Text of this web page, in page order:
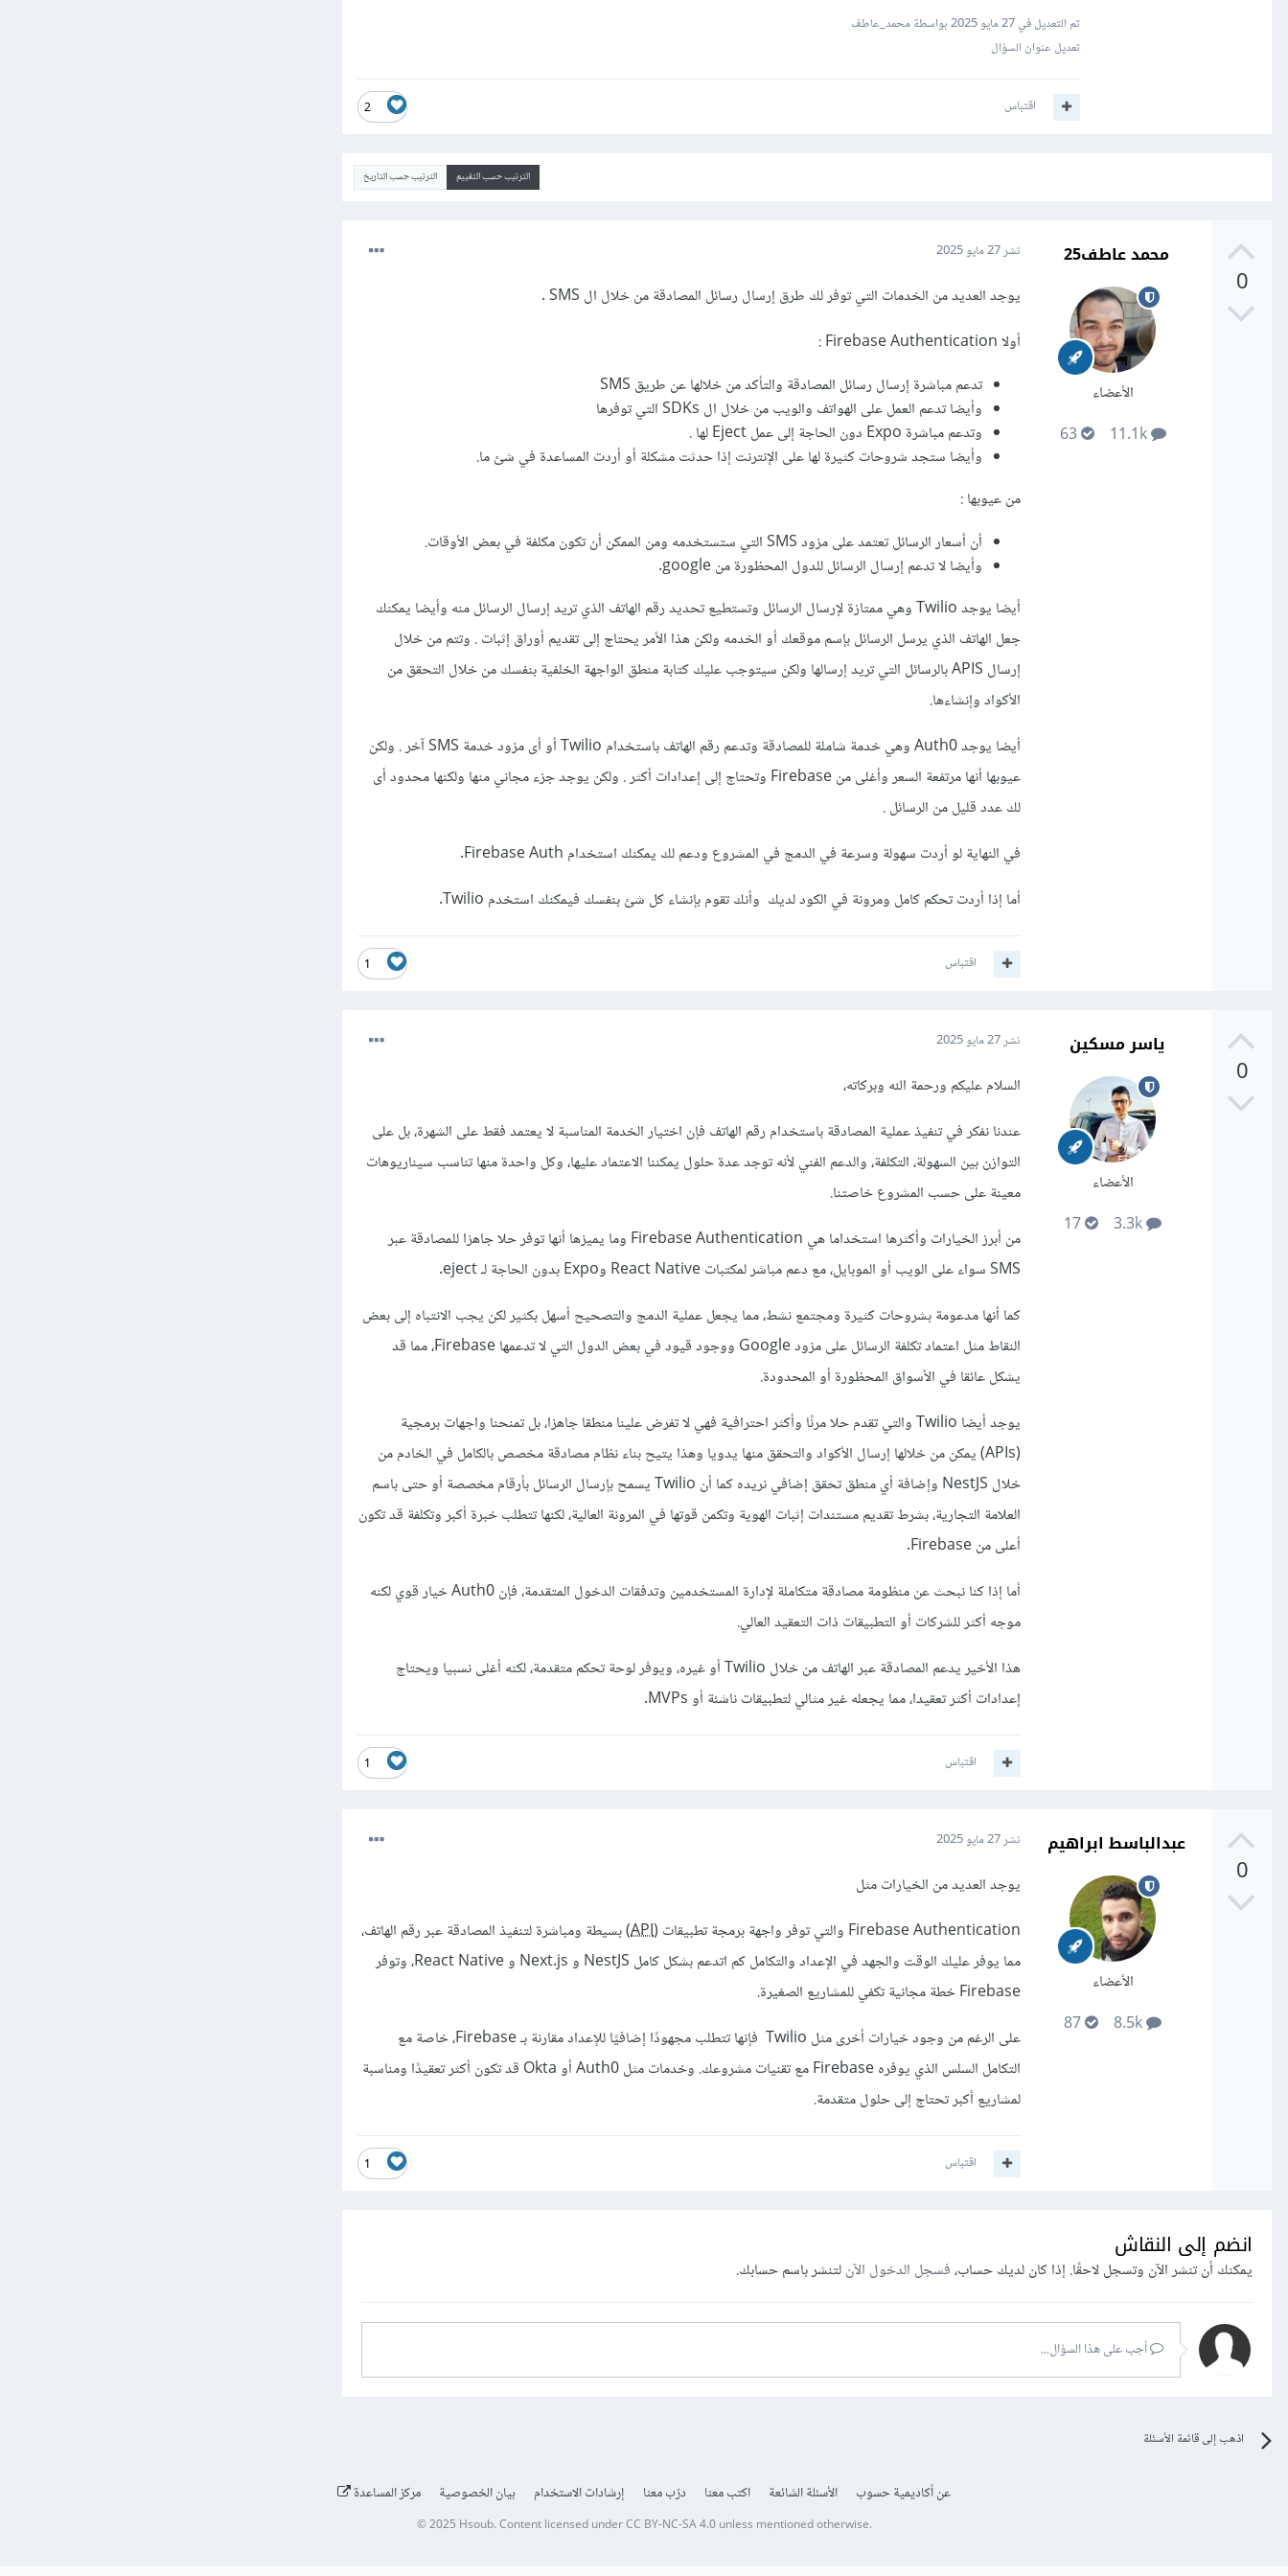
تم التعديل في27 مايو 2025
بواسطة محمد_عاطف
تعديل عنوان السؤال
2 اقتباس
الترتيب حسب التقييم الترتيب حسب التاريخ
0
محمد عاطف25
الأعضاء
11.1k
63
نشر27 مايو 2025
يوجد العديد من الخدمات التي توفر لك طرق إرسال رسائل المصادقة من خلال ال SMS .
أولا Firebase Authentication
:
تدعم مباشرة إرسال رسائل المصادقة والتأكد من خلالها عن طريق SMS
وأيضا تدعم العمل على الهواتف والويب من خلال ال SDKs التي توفرها
وتدعم مباشرة Expo دون الحاجة إلى عمل Eject لها .
وأيضا ستجد شروحات كثيرة لها على الإنترنت إذا حدثت مشكلة أو أردت المساعدة في شئ ما.
من عيوبها:
أن أسعار الرسائل تعتمد على مزود SMS التي ستستخدمه ومن الممكن أن تكون مكلفة في بعض الأوقات.
وأيضا لا تدعم إرسال الرسائل للدول المحظورة من google.
أيضا يوجد Twilio وهي ممتازة لإرسال الرسائل وتستطيع تحديد رقم الهاتف الذي تريد إرسال الرسائل منه وأيضا يمكنك
جعل الهاتف الذي يرسل الرسائل بإسم موقعك أو الخدمه ولكن هذا الأمر يحتاج إلى تقديم أوراق إثبات . وتتم من خلال
إرسال APIS بالرسائل التي تريد إرسالها ولكن سيتوجب عليك كتابة منطق الواجهة الخلفية بنفسك من خلال التحقق من
الأكواد وإنشاءها.
أيضا يوجد Auth0 وهي خدمة شاملة للمصادقة وتدعم رقم الهاتف باستخدام Twilio أو أى مزود خدمة SMS آخر . ولكن
عيوبها أنها مرتفعة السعر وأغلى من Firebase وتحتاج إلى إعدادات أكثر . ولكن يوجد جزء مجاني منها ولكنها محدود أى
لك عدد قليل من الرسائل .
في النهاية لو أردت سهولة وسرعة في الدمج في المشروع ودعم لك يمكنك استخدام Firebase Auth.
أما إذا أردت تحكم كامل ومرونة في الكود لديك وأنك تقوم بإنشاء كل شئ بنفسك فيمكنك استخدم Twilio.
1 اقتباس
0
ياسر مسكين
الأعضاء
نشر27 مايو 2025
السلام عليكم ورحمة الله وبركاته،
عندنا نفكر في تنفيذ عملية المصادقة باستخدام رقم الهاتف فإن اختيار الخدمة المناسبة لا يعتمد فقط على الشهرة، بل على
التوازن بين السهولة، التكلفة، والدعم الفني لأنه توجد عدة حلول يمكننا الاعتماد عليها، وكل واحدة منها تناسب سيناريوهات
معينة على حسب المشروع خاصتنا.
من أبرز الخيارات وأكثرها استخداما هي Firebase Authentication وما يميزها أنها توفر حلا جاهزا للمصادقة عبر
SMS سواء على الويب أو الموبايل، مع دعم مباشر لمكتبات React Native وExpo بدون الحاجة لـ eject.
كما أنها مدعومة بشروحات كثيرة ومجتمع نشط، مما يجعل عملية الدمج والتصحيح أسهل بكثير لكن يجب الانتباه إلى بعض
النقاط مثل اعتماد تكلفة الرسائل على مزود Google ووجود قيود في بعض الدول التي لا تدعمها Firebase، مما قد
يشكل عائقا في الأسواق المحظورة أو المحدودة.
يوجد أيضا Twilio والتي تقدم حلا مرنًا وأكثر احترافية فهي لا تفرض علينا منطقا جاهزا، بل تمنحنا واجهات برمجية
(APIs) يمكن من خلالها إرسال الأكواد والتحقق منها يدويا وهذا يتيح بناء نظام مصادقة مخصص بالكامل في الخادم من
خلال NestJS وإضافة أي منطق تحقق إضافي نريده كما أن Twilio يسمح بإرسال الرسائل بأرقام مخصصة أو حتى باسم
العلامة التجارية، بشرط تقديم مستندات إثبات الهوية وتكمن قوتها في المرونة العالية، لكنها تتطلب خبرة أكبر وتكلفة قد تكون
أعلى من Firebase.
أما إذا كنا نبحث عن منظومة مصادقة متكاملة لإدارة المستخدمين وتدفقات الدخول المتقدمة، فإن Auth0 خيار قوي لكنه
موجه أكثر للشركات أو التطبيقات ذات التعقيد العالي.
هذا الأخير يدعم المصادقة عبر الهاتف من خلال Twilio أو غيره، ويوفر لوحة تحكم متقدمة، لكنه أغلى نسبيا ويحتاج
إعدادات أكثر تعقيدا، مما يجعله غير مثالي لتطبيقات ناشئة أو MVPs.
1 اقتباس
0
عبدالباسط ابراهيم
الأعضاء
نشر27 مايو 2025
يوجد العديد من الخيارات مثل
Firebase Authentication والتي توفر واجهة برمجة تطبيقات (
API) بسيطة ومباشرة لتنفيذ المصادقة عبر رقم الهاتف،
مما يوفر عليك الوقت والجهد في الإعداد والتكامل كم اتدعم بشكل كامل NestJS و Next.js و React Native، وتوفر
Firebase خطة مجانية تكفي للمشاريع الصغيرة.
على الرغم من وجود خيارات أخرى مثل Twilio فإنها تتطلب مجهودًا إضافيًا للإعداد مقارنة بـ Firebase، خاصة مع
التكامل السلس الذي يوفره Firebase مع تقنيات مشروعك. وخدمات مثل Auth0 أو Okta قد تكون أكثر تعقيدًا ومناسبة
لمشاريع أكبر تحتاج إلى حلول متقدمة.
1 اقتباس
انضم إلى النقاش
يمكنك أن تنشر الآن وتسجل لاحقًا. إذا كان لديك حساب،فسجل الدخول الآنلتنشر باسم حسابك.
أجب على هذا السؤال...
اذهب إلى قائمة الأسئلة
عن أكاديمية حسوب الأسئلة الشائعة اكتب معنا درّب معنا إرشادات الاستخدام بيان الخصوصية مركز المساعدة
© 2025 Hsoub.Content licensed underCC BY-NC-SA 4.0unless mentioned otherwise.